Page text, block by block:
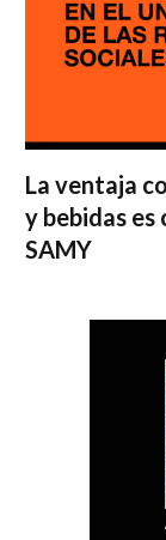
La ventaja
y bebidas
SAMY